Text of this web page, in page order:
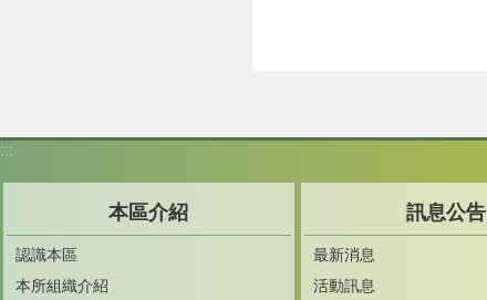
:::
本區介紹
認識本區
本所組織介紹
訊息公告
最新消息
活動訊息